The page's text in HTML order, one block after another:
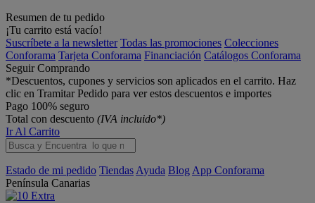
Resumen de tu pedido
¡Tu carrito está vacío!
Suscríbete a la newsletter Todas las promociones Colecciones
Conforama Tarjeta Conforama Financiación Catálogos Conforama
Seguir Comprando
*Descuentos, cupones y servicios son aplicados en el carrito. Haz
clic en Tramitar Pedido para ver estos descuentos e importes
Pago 100% seguro
Total con descuento (IVA incluido*)
Ir Al Carrito
Estado de mi pedido Tiendas Ayuda Blog App Conforama
Península Canarias